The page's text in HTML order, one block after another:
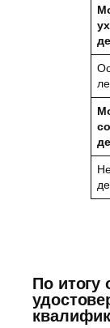
По итогу